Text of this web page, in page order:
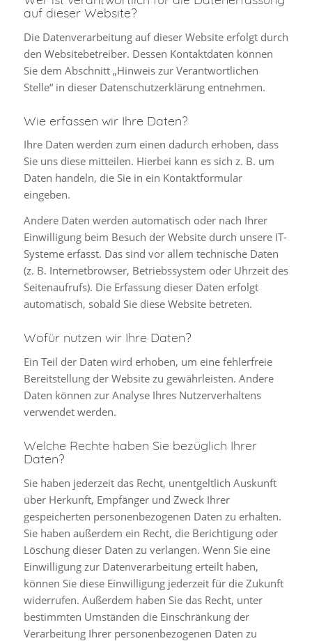
auf dieser Website?
Die Datenverarbeitung auf dieser Website erfolgt durch
den Websitebetreiber. Dessen Kontaktdaten können
Sie dem Abschnitt „Hinweis zur Verantwortlichen
Stelle“ in dieser Datenschutzerklärung entnehmen.
Wie erfassen wir Ihre Daten?
Ihre Daten werden zum einen dadurch erhoben, dass
Sie uns diese mitteilen. Hierbei kann es sich z. B. um
Daten handeln, die Sie in ein Kontaktformular
eingeben.
Andere Daten werden automatisch oder nach Ihrer
Einwilligung beim Besuch der Website durch unsere IT-
Systeme erfasst. Das sind vor allem technische Daten
(z. B. Internetbrowser, Betriebssystem oder Uhrzeit des
Seitenaufrufs). Die Erfassung dieser Daten erfolgt
automatisch, sobald Sie diese Website betreten.
Wofür nutzen wir Ihre Daten?
Ein Teil der Daten wird erhoben, um eine fehlerfreie
Bereitstellung der Website zu gewährleisten. Andere
Daten können zur Analyse Ihres Nutzerverhaltens
verwendet werden.
Welche Rechte haben Sie bezüglich Ihrer
Daten?
Sie haben jederzeit das Recht, unentgeltlich Auskunft
über Herkunft, Empfänger und Zweck Ihrer
gespeicherten personenbezogenen Daten zu erhalten.
Sie haben außerdem ein Recht, die Berichtigung oder
Löschung dieser Daten zu verlangen. Wenn Sie eine
Einwilligung zur Datenverarbeitung erteilt haben,
können Sie diese Einwilligung jederzeit für die Zukunft
widerrufen. Außerdem haben Sie das Recht, unter
bestimmten Umständen die Einschränkung der
Verarbeitung Ihrer personenbezogenen Daten zu